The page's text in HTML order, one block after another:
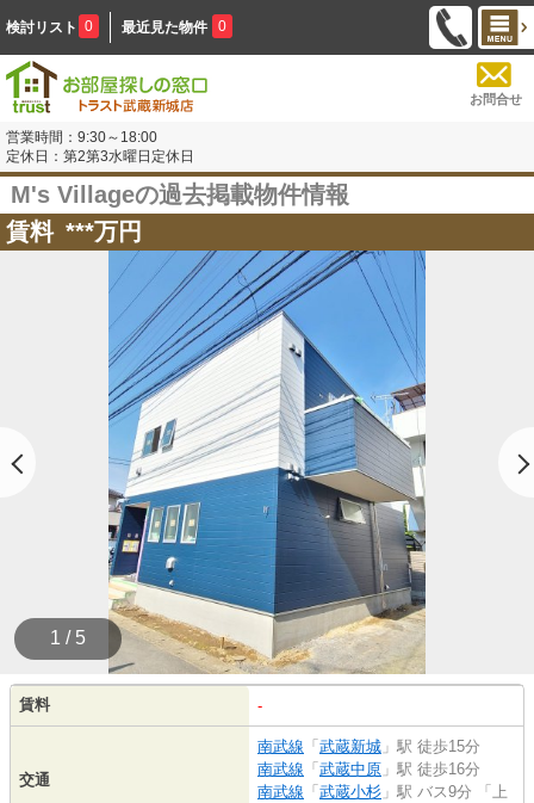
検討リスト 0 最近見た物件 0
お問合せ
営業時間：9:30～18:00
定休日：第2第3水曜日定休日
M's Villageの過去掲載物件情報
賃料 ***万円
1 / 5
賃料 -
交通
南武線 「 武蔵新城 」駅 徒歩15分
南武線 「 武蔵中原 」駅 徒歩16分
南武線 「 武蔵小杉 」駅 バス9分 「上